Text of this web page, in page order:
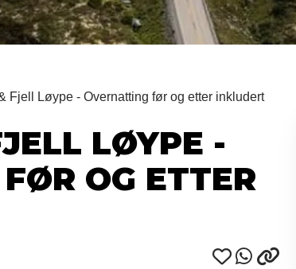
Fjell Løype - Overnatting før og etter inkludert
LØYPE -
OG ETTER